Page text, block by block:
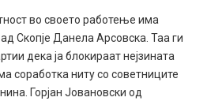
во своето работење има
Скопје Данела Арсовска. Таа ги
дека ја блокираат нејзината
соработка ниту со советниците
Горјан Јовановски од